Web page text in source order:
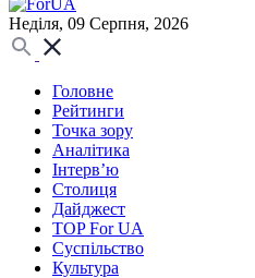
Неділя, 09 Серпня, 2026
Головне
Рейтинги
Точка зору
Аналітика
Інтерв’ю
Столиця
Дайджест
TOP For UA
Суспiльство
Культура